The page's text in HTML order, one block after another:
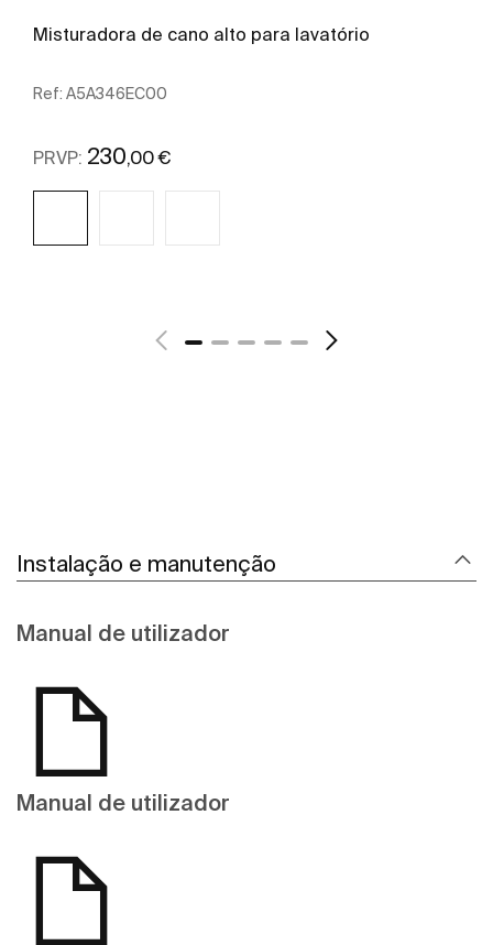
Misturadora de cano alto para lavatório
Ref: A5A346EC00
PRVP: 230 ,00 €
Instalação e manutenção
Manual de utilizador
Manual de utilizador